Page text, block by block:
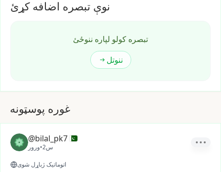
نوې تبصره اضافه کړئ
تبصره کولو لپاره ننوځئ
ننوتل
غوره پوسټونه
@bilal_pk7
ورور• 2س
اتوماتیک ژباړل شوی